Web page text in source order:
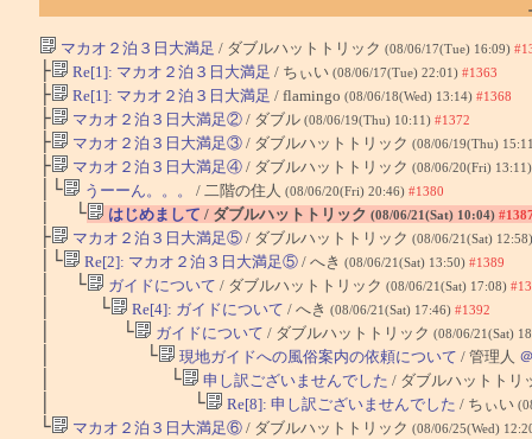
マカオ２泊３日大満足 / ダブルハットトリック (08/06/17(Tue) 16:09)
├ Re[1]: マカオ２泊３日大満足 / ちぃい (08/06/17(Tue) 22:01) #1363
├ Re[1]: マカオ２泊３日大満足 / flamingo (08/06/18(Wed) 13:14) #1368
├ マカオ２泊３日大満足②/ ダブル (08/06/19(Thu) 10:11) #1372
├ マカオ２泊３日大満足③/ ダブルハットトリック (08/06/19(Thu)
├ マカオ２泊３日大満足④/ ダブルハットトリック (08/06/20(Fri)
│└ うーーん。。。 / 二階の住人 (08/06/20(Fri) 20:46) #1380
│ └ はじめまして / ダブルハットトリック (08/06/21(Sat) 10:04)
├ マカオ２泊３日大満足⑤/ ダブルハットトリック (08/06/21(Sat)
│└ Re[2]: マカオ２泊３日大満足⑤/ へき (08/06/21(Sat) 13:50) #1389
│ └ ガイドについて / ダブルハットトリック (08/06/21(Sat) 17:08)
│ └ Re[4]: ガイドについて / へき (08/06/21(Sat) 17:46) #1392
│ └ ガイドについて / ダブルハットトリック (08/06/21(Sat)
│ └ 現地ガイドへの風俗案内の依頼について / 管理人
│ └ 申し訳ございませんでした / ダブルハットトリ
│ └ Re[8]: 申し訳ございませんでした / ちぃい
└ マカオ２泊３日大満足⑥/ ダブルハットトリック (08/06/25(Wed)